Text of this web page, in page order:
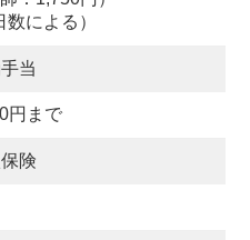
による）
当
円まで
険